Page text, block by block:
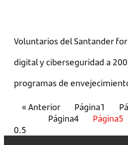
Voluntarios del Santander
digital y ciberseguridad a
programas de
« Anterior Página1
Página4 Página5